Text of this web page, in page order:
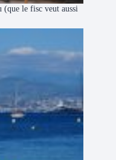
(que le fisc veut aussi